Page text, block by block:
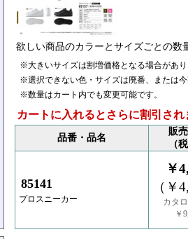
欲しい商品のカラーとサイズごとの数
※大きいサイズは割増価格となる場合があ
※選択できない色・サイズは廃番、または
※数量はカート内でも変更可能です。
カートに入れるとさらに割引され
品番・品名
販
（
85141
プロスニーカー
￥
（￥
カタ
￥